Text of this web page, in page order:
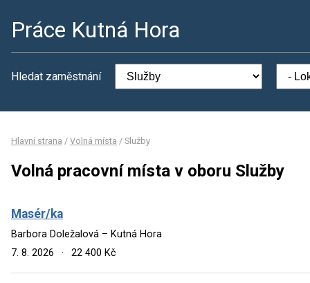
Práce Kutná Hora
Hledat zaměstnání
Hlavní strana / Volná místa / Služby
Volná pracovní místa v oboru Služby
Masér/ka
Barbora Doležalová – Kutná Hora
7. 8. 2026
· 22 400 Kč